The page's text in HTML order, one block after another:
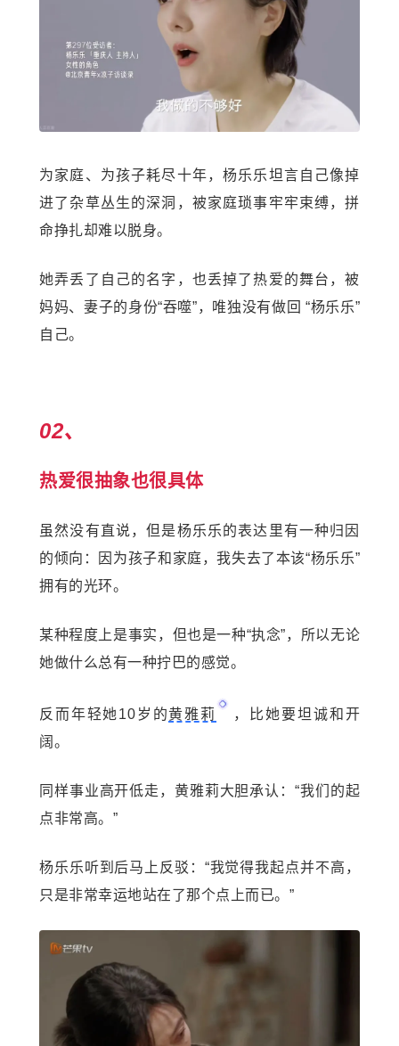
为家庭、为孩子耗尽十年，杨乐乐坦言自己像掉
进了杂草丛生的深洞，被家庭琐事牢牢束缚，拼
命挣扎却难以脱身。
她弄丢了自己的名字，也丢掉了热爱的舞台，被
妈妈、妻子的身份“吞噬”，唯独没有做回 “杨乐乐”
自己。
02、
热爱很抽象也很具体
虽然没有直说，但是杨乐乐的表达里有一种归因
的倾向：因为孩子和家庭，我失去了本该“杨乐乐”
拥有的光环。
某种程度上是事实，但也是一种“执念”，所以无论
她做什么总有一种拧巴的感觉。
反而年轻她10岁的黄雅莉
，比她要坦诚和开
阔。
同样事业高开低走，黄雅莉大胆承认：“我们的起
点非常高。”
杨乐乐听到后马上反驳：“我觉得我起点并不高，
只是非常幸运地站在了那个点上而已。”